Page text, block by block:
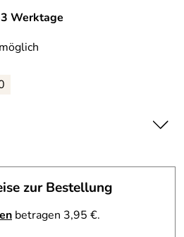
Werktage
von Canyon Women Sports.
weißes T-SHirt sollte jeder als
Kleiderschrank besitzen.
langärmelig und somit gut als
zur Bestellung
betragen 3,95 €.